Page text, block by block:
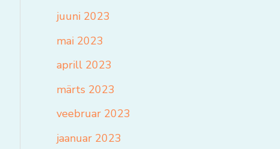
juuni 2023
mai 2023
aprill 2023
märts 2023
veebruar 2023
jaanuar 2023